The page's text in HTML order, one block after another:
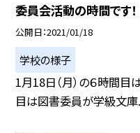
委員会活動の時間です！
公開日 2021/01/18
学校の様子
1月18日（月）の６時間
目は図書委員が学級文庫